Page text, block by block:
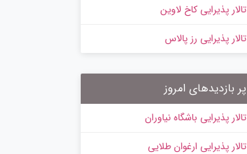
تالار پذیرایی کاخ لاوین
تالار پذیرایی رز پالاس
پر بازدیدهای امروز
تالار پذیرایی باشگاه نیاوران
تالار پذیرایی ارغوان طلایی